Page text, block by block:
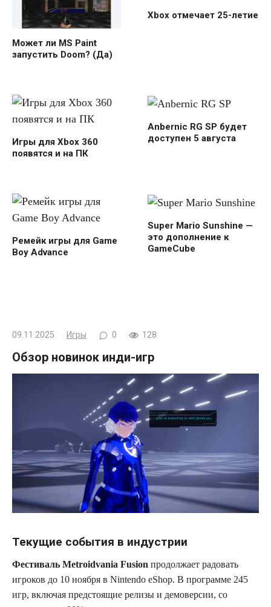
Может ли MS Paint
запустить Doom? (Да)
Xbox отмечает 25-летие
Игры для Xbox 360
появятся и на ПК
Anbernic RG SP будет
доступен 5 августа
Ремейк игры для Game
Boy Advance
Super Mario Sunshine —
это дополнение к
GameCube
09.11.2025 Игры 0 128
Обзор новинок инди-игр
Текущие события в индустрии
Фестиваль Metroidvania Fusion продолжает радовать
игроков до 10 ноября в Nintendo eShop. В программе 245
игр, включая предстоящие релизы и демоверсии, со